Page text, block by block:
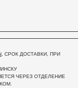
, СРОК ДОСТАВКИ, ПРИ
ЧЕРЕЗ ОТДЕЛЕНИЕ